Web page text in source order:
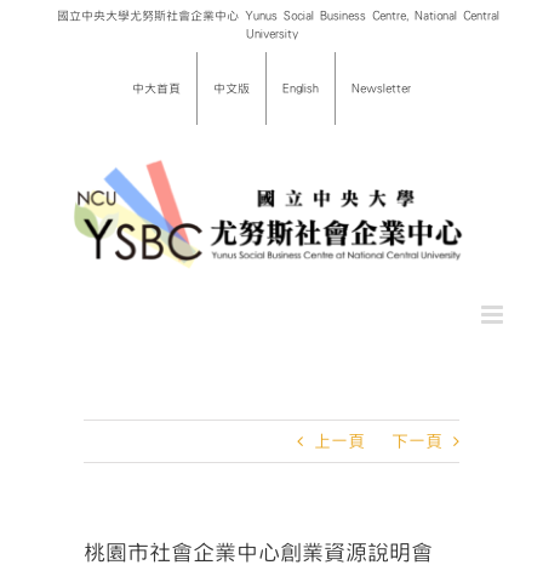
國立中央大學尤努斯社會企業中心 Yunus Social Business Centre, National Central
University
中大首頁 中文版 English Newsletter
上一頁 下一頁
桃園市社會企業中心創業資源說明會